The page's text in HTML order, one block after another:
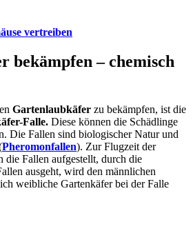
vertreiben
bekämpfen – chemisch
Gartenlaubkäfer zu bekämpfen, ist die
Falle. Diese können die Schädlinge
Die Fallen sind biologischer Natur und
Pheromonfallen). Zur Flugzeit der
die Fallen aufgestellt, durch die
ausgeht, wird den männlichen
weibliche Gartenkäfer bei der Falle